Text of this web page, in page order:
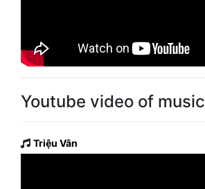
Youtube video of music
Triệu Vân